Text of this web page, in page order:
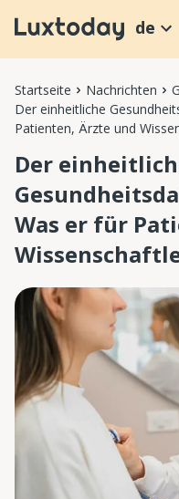
de
Startseite Nachrichten
Der einheitliche
Patienten, Ärzte und
Der
Was er für